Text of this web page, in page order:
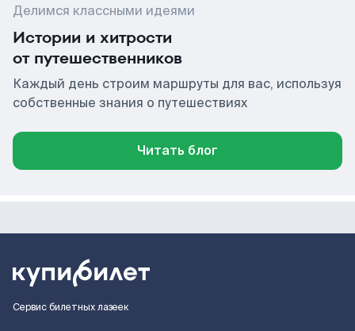
Делимся классными идеями
Истории и хитрости
от путешественников
Каждый день строим маршруты для вас, используя
собственные знания о путешествиях
Читать блог
Сервис билетных лазеек